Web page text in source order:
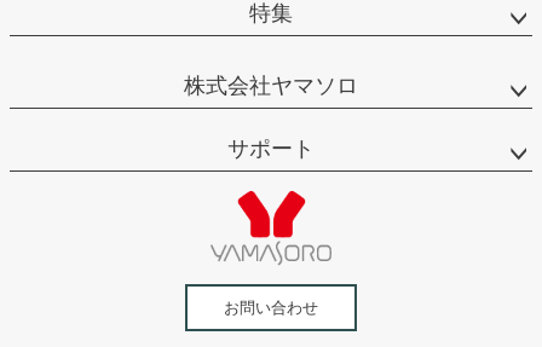
特集
お問い合わせ
株式会社ヤマソロ
サポート